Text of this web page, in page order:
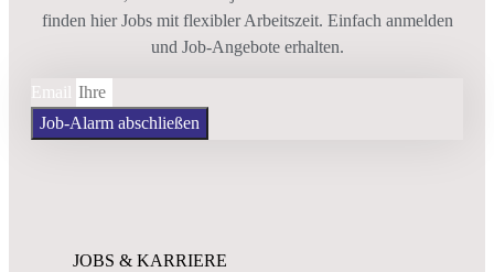
finden hier Jobs mit flexibler Arbeitszeit. Einfach anmelden
und Job-Angebote erhalten.
Email
Job-Alarm abschließen
JOBS & KARRIERE